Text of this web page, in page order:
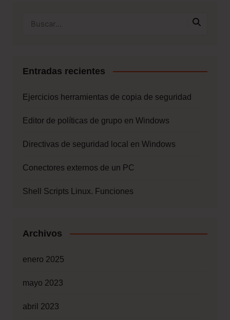
Entradas recientes
Ejercicios herramientas de copia de seguridad
Editor de políticas de grupo en Windows
Directivas de seguridad local en Windows
Conectores externos de un PC
Shell Scripts Linux. Funciones
Archivos
enero 2025
mayo 2023
abril 2023